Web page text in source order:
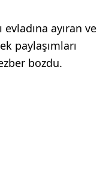
ayıran ve
paylaşımları
bozdu.